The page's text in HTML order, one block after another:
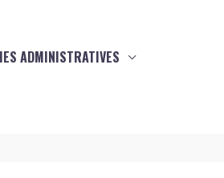
ADMINISTRATIVES